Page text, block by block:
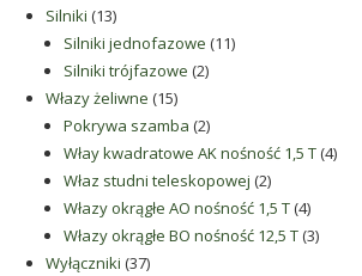
Silniki 1313
produktów
Silniki jednofazowe 1111
Silniki trójfazowe 22
Włazy żeliwne 1515
produktów
Pokrywa szamba 22
produkty
Włay kwadratowe AK nośność 1,5 T 44
Właz studni teleskopowej 22
produkty
Włazy okrągłe AO nośność 1,5 T 44
produkty
Włazy okrągłe BO nośność 12,5 T 33
Wyłączniki 3737